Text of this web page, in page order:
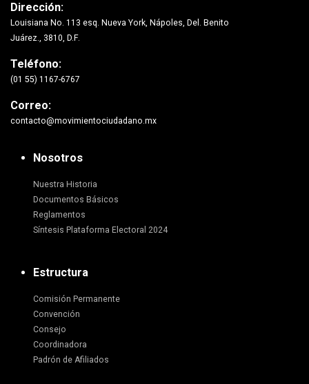
Dirección:
Louisiana No. 113 esq. Nueva York, Nápoles, Del. Benito
Juárez., 3810, D.F.
Teléfono:
(01 55) 1167-6767
Correo:
contacto@movimientociudadano.mx
Nosotros
Nuestra Historia
Documentos Básicos
Reglamentos
Síntesis Plataforma Electoral 2024
Estructura
Comisión Permanente
Convención
Consejo
Coordinadora
Padrón de Afiliados